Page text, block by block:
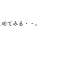
てみる・・。